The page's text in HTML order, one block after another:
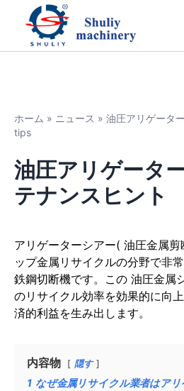
ホーム » ニュース » 油圧アリゲータ
tips
油圧アリゲータ
テナンスヒント
アリゲーターシアー( 油圧金属
ップ金属リサイクルの分野で非
鉄鋼切断機です。この 油圧金属
のリサイクル効率を効果的に向
済的利益を生み出します。
内容物 隠す
1 なぜ金属リサイクル業者はア